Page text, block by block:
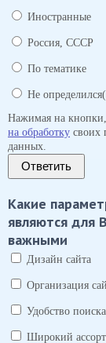
Иностранные
Россия, СССР
По тематике
Не
Нажимая на
на обработку своих
данных.
Ответить
Какие
являются для
важными
Дизайн сайта
Организация
Удобство поиска
Широкий